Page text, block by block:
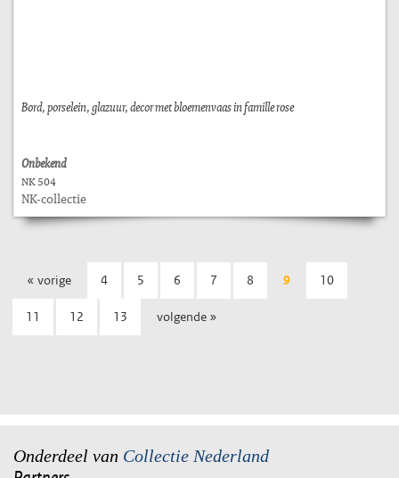
Bord, porselein, glazuur, decor met bloemenvaas in famille rose
Onbekend
NK 504
NK-collectie
« vorige 4 5 6 7 8 9 10
11 12 13 volgende »
Onderdeel van Collectie Nederland